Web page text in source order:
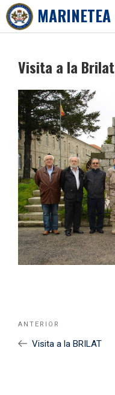
content
MARINETEA
Visita a la Brilat
Navegación
entradas
Noticia
Anterior
ANTERIOR
Visita a la BRILAT